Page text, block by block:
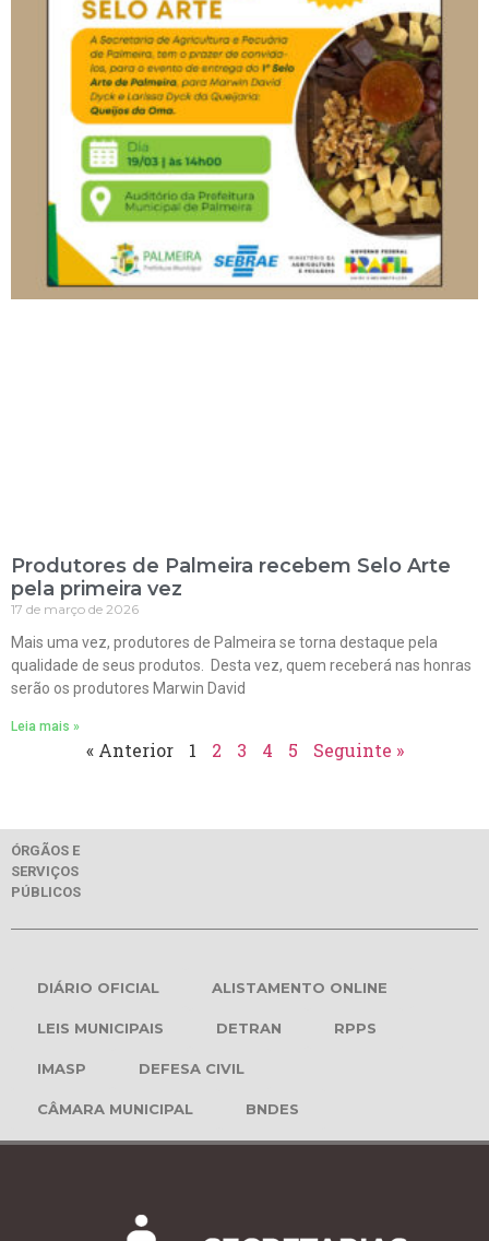
Produtores de Palmeira recebem Selo Arte
pela primeira vez
17 de março de 2026
Mais uma vez, produtores de Palmeira se torna destaque pela
qualidade de seus produtos. Desta vez, quem receberá nas honras
serão os produtores Marwin David
Leia mais »
« Anterior 1 2 3 4 5 Seguinte »
ÓRGÃOS E
SERVIÇOS
PÚBLICOS
DIÁRIO OFICIAL ALISTAMENTO ONLINE
LEIS MUNICIPAIS DETRAN RPPS
IMASP DEFESA CIVIL
CÂMARA MUNICIPAL BNDES